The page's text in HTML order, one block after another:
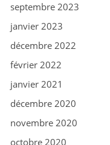
septembre 2023
janvier 2023
décembre 2022
février 2022
janvier 2021
décembre 2020
novembre 2020
octobre 2020